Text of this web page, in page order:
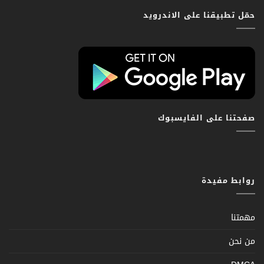
حمّل تطبيقنا على الاندرويد
صفحتنا على الفايسبوك
روابط مفيدة
مهمتنا
من نحن